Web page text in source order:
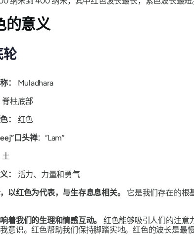
的意义
轮
：
Muladhara
脊柱底部
：
红色
口头禅：“Lam”
土
： 活力、力量和勇气
以红色为代表，与生存息息相关。
它是我们存在的根
着我们的生理和情感互动。 红色能够吸引人们的注意
意识。红色帮助我们保持脚踏实地。红色的波长是最慢